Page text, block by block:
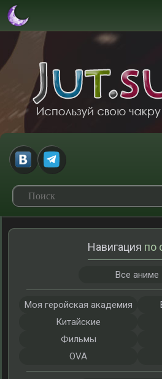
Навигация по
Все аниме
Моя геройская академия
Китайские
Фильмы
OVA